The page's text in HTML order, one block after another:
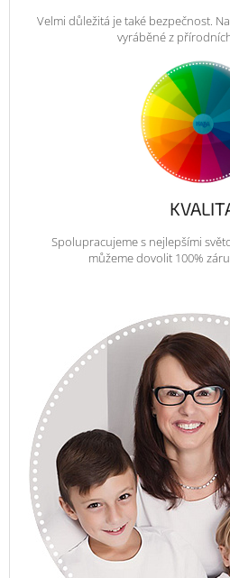
Velmi důležitá je také bezpečnost.
vyráběné z
Spolupracujeme s nejlepšími
můžeme dovolit 100%